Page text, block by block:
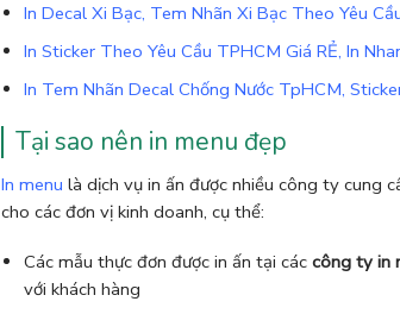
In Decal Xi Bạc, Tem Nhãn Xi Bạc Theo Yêu
In Sticker Theo Yêu Cầu TPHCM Giá RẺ, In
In Tem Nhãn Decal Chống Nước TpHCM,
Tại sao nên in menu đẹp
In menu là dịch vụ in ấn được nhiều công ty cung
cho các đơn vị kinh doanh, cụ thể:
Các mẫu thực đơn được in ấn tại các công ty in
với khách hàng